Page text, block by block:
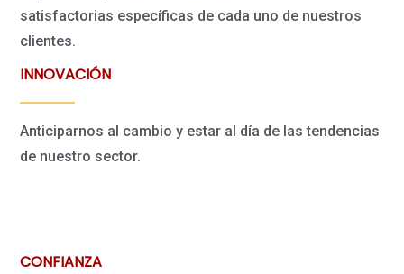
satisfactorias específicas de cada uno de nuestros
clientes.
INNOVACIÓN
Anticiparnos al cambio y estar al día de las tendencias
de nuestro sector.
CONFIANZA